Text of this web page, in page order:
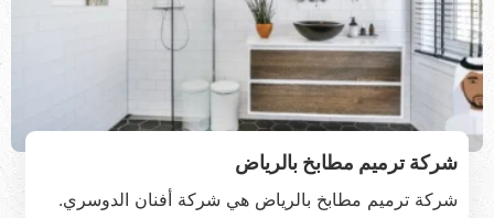
شركة ترميم مطابخ بالرياض
شركة ترميم مطابخ بالرياض هي شركة أفنان الدوسري.